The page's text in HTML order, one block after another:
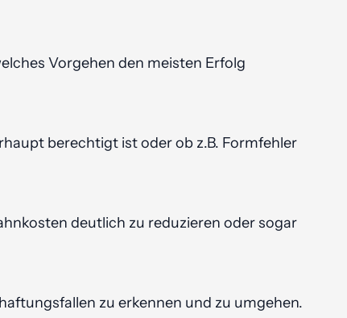
Vorgehen den meisten Erfolg
berechtigt ist oder ob z.B. Formfehler
deutlich zu reduzieren oder sogar
zu erkennen und zu umgehen.